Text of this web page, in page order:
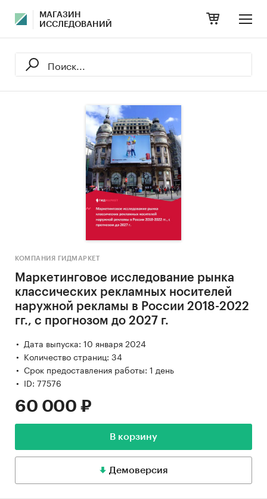
МАГАЗИН
ИССЛЕДОВАНИЙ
КОМПАНИЯ ГИДМАРКЕТ
Маркетинговое исследование рынка
классических рекламных носителей
наружной рекламы в России 2018-2022
гг., с прогнозом до 2027 г.
Дата выпуска: 10 января 2024
Количество страниц: 34
Срок предоставления работы: 1 день
ID: 77576
60 000 ₽
В корзину
Демоверсия